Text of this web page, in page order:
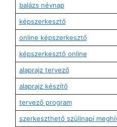
balázs névnap
képszerkesztő
online képszerkesztő
képszerkesztő online
alaprajz tervező
alaprajz készítő
tervező program
szerkeszthető szülinapi